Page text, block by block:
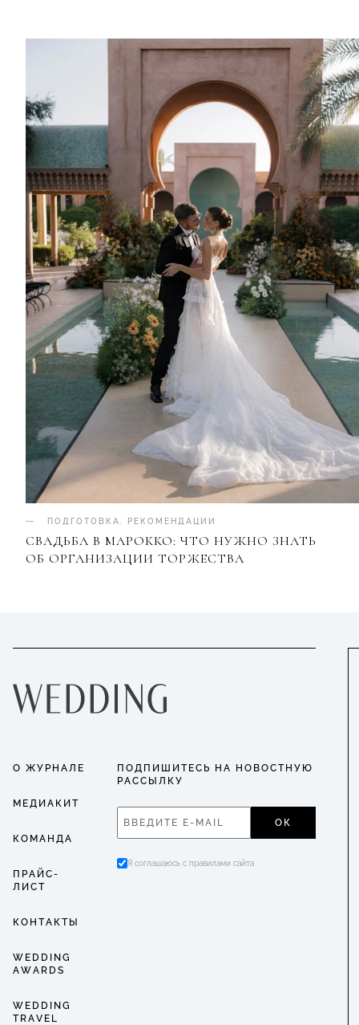
ПОДГОТОВКА РЕКОМЕНДАЦИИ
СВАДЬБА В МАРОККО: ЧТО НУЖНО ЗНАТЬ
ОБ ОРГАНИЗАЦИИ ТОРЖЕСТВА
О ЖУРНАЛЕ
МЕДИАКИТ
КОМАНДА
ПРАЙС-
ЛИСТ
КОНТАКТЫ
WEDDING
AWARDS
WEDDING
TRAVEL
ПОДПИШИТЕСЬ НА НОВОСТНУЮ
РАССЫЛКУ
ОК
Я соглашаюсь с правилами сайта